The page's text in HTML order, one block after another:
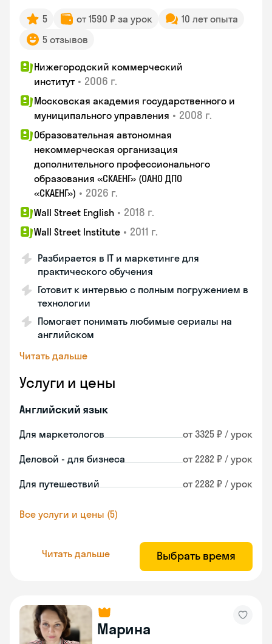
5 от 1590 ₽ за урок
10 лет опыта
5 отзывов
Нижегородский коммерческий
институт • 2006 г.
Московская академия государственного и
муниципального управления • 2008 г.
Образовательная автономная
некоммерческая организация
дополнительного профессионального
образования «СКАЕНГ» (ОАНО ДПО
«СКАЕНГ») • 2026 г.
Wall Street English • 2018 г.
Wall Street Institute • 2011 г.
Разбирается в IT и маркетинге для
практического обучения
Готовит к интервью с полным погружением в
технологии
Помогает понимать любимые сериалы на
английском
Читать дальше
Услуги и цены
Английский язык
Для маркетологов от 3325 ₽ / урок
Деловой - для бизнеса от 2282 ₽ / урок
Для путешествий от 2282 ₽ / урок
Все услуги и цены (5)
Читать дальше Выбрать время
Марина